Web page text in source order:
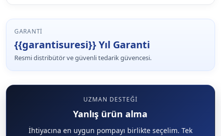
GARANTI
{{garantisuresi}} Yıl Garanti
Resmi distribütör ve güvenli tedarik güvencesi.
UZMAN DESTEĞI
Yanlış ürün alma
İhtiyacına en uygun pompayı birlikte seçelim. Tek